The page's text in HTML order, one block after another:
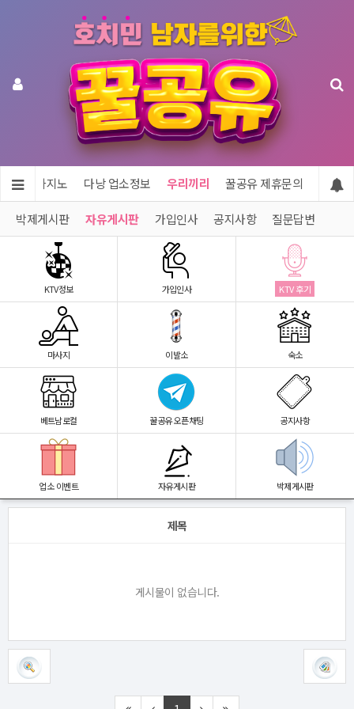
어 & 카지노 다낭 업소정보 우리끼리 꿀공유 제휴문의
박제게시판 자유게시판 가입인사 공지사항 질문답변
KTV정보 가입인사 KTV 후기
마사지 이발소 숙소
베트남로컬 꿀공유 오픈채팅 공지사항
업소 이벤트 자유게시판 박제게시판
제목
게시물이 없습니다.